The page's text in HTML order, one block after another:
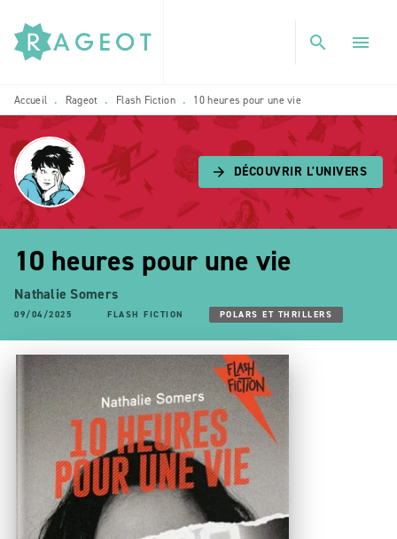
MENU RECHERCHE
PIED DE PAGE
search menu
Accueil • Rageot • Flash Fiction • 10 heures pour une vie
arrow_forward DÉCOUVRIR L'UNIVERS
10 heures pour une vie
Nathalie Somers
09/04/2025 FLASH FICTION POLARS ET THRILLERS